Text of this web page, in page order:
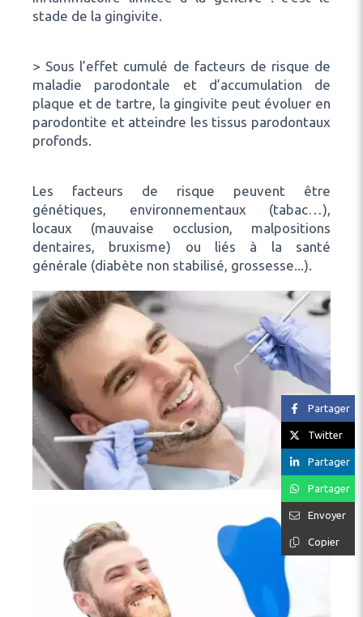
stade de la gingivite.
> Sous l’effet cumulé de facteurs de risque de
maladie parodontale et d’accumulation de
plaque et de tartre, la gingivite peut évoluer en
parodontite et atteindre les tissus parodontaux
profonds.
Les facteurs de risque peuvent être
génétiques, environnementaux (tabac…),
locaux (mauvaise occlusion, malpositions
dentaires, bruxisme) ou liés à la santé
générale (diabète non stabilisé, grossesse...).
Partager
Twitter
Partager
Partager
Envoyer
Copier